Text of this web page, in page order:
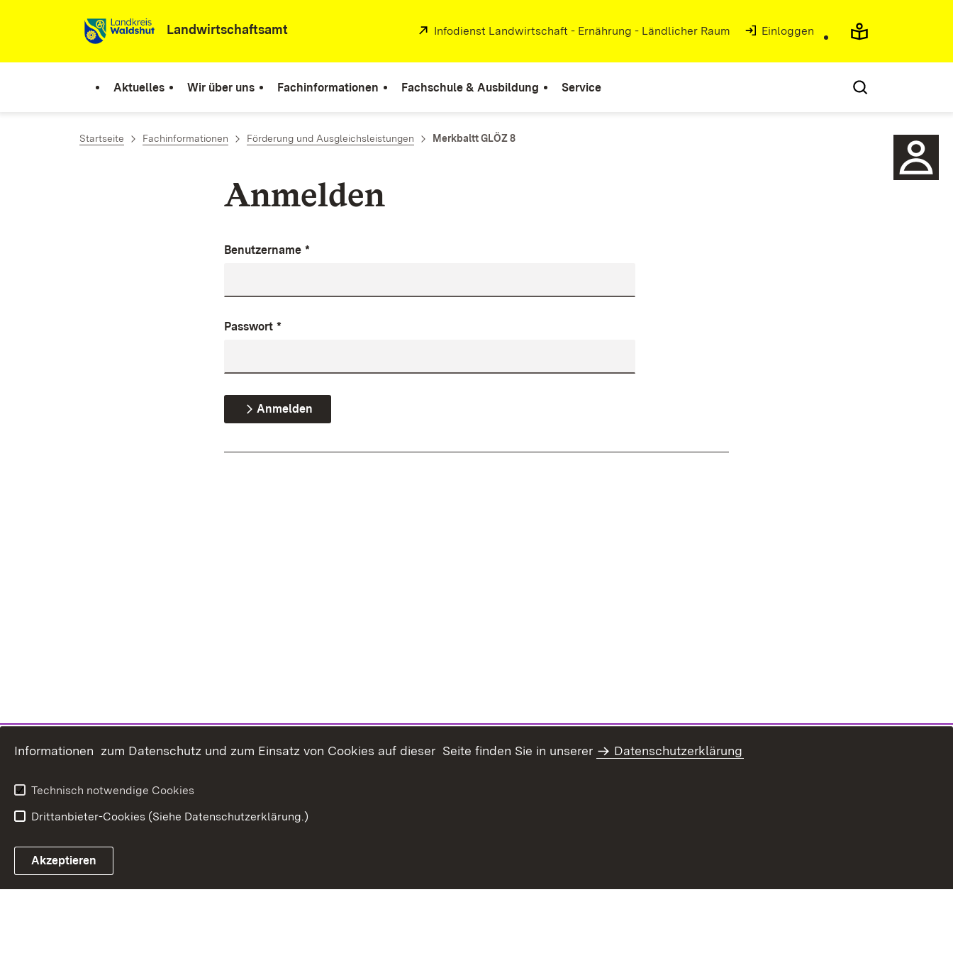
Zum Inhalt springen Landwirtschaftsamt Extern:
Infodienst Landwirtschaft - Ernährung - Ländlicher Raum (Öffnet in neuem Fenster)
Einloggen
Aktuelles Wir über uns Fachinformationen Fachschule & Ausbildung Service
Startseite Fachinformationen Förderung und Ausgleichsleistungen Merkbaltt GLÖZ 8
Anmelden
Benutzername *
Passwort *
Anmelden
Informationen zum Datenschutz und zum Einsatz von Cookies auf dieser Seite finden Sie in unserer Datenschutzerklärung
Technisch notwendige Cookies
Drittanbieter-Cookies (Siehe Datenschutzerklärung.)
Akzeptieren